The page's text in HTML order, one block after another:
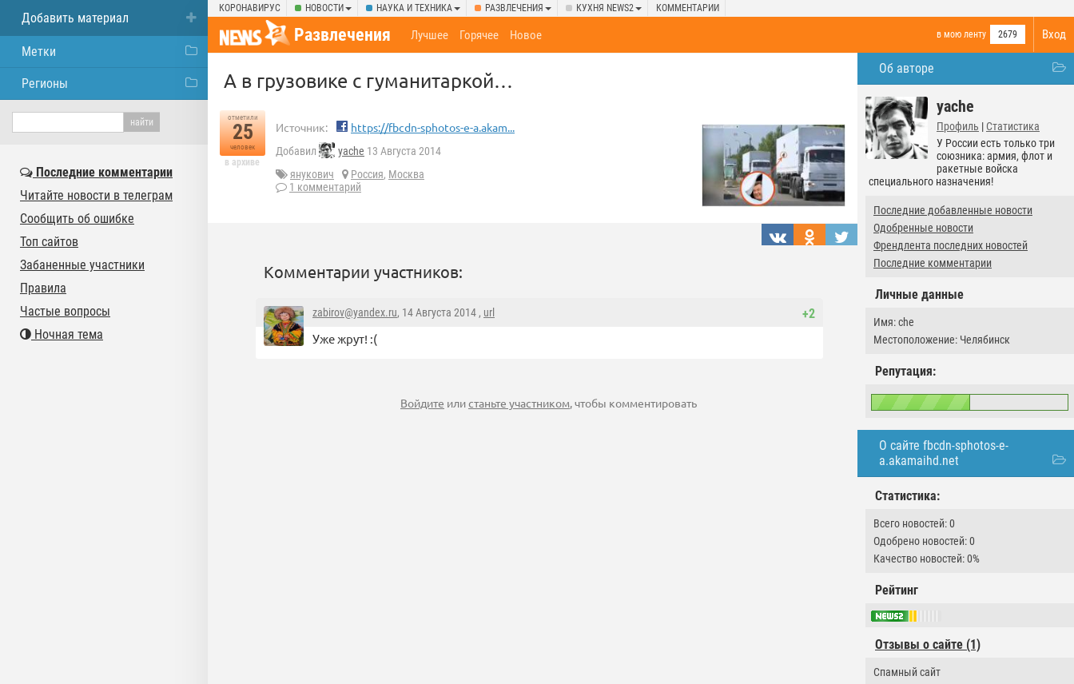
КОРОНАВИРУС НОВОСТИ НАУКА И ТЕХНИКА РАЗВЛЕЧЕНИЯ КУХНЯ NEWS2 КОММЕНТАРИИ
Вход
Развлечения в мою ленту 2679
Лучшее Горячее Новое
Об авторе
yache
Профиль | Статистика
У России есть только три
союзника: армия, флот и
ракетные войска
специального назначения!
Последние добавленные новости
Одобренные новости
Френдлента последних новостей
Последние комментарии
Личные данные
Имя: che
Местоположение: Челябинск
Репутация:
О сайте fbcdn-sphotos-e-
a.akamaihd.net
Статистика:
Всего новостей: 0
Одобрено новостей: 0
Качество новостей: 0%
Рейтинг
Отзывы о сайте (1)
Спамный сайт
А в грузовике с гуманитаркой…
отметили
25
человек
в архиве
Источник: https://fbcdn-sphotos-e-a.akam...
Добавил yache 13 Августа 2014
янукович
Россия, Москва
1 комментарий
Комментарии участников:
+2
zabirov@yandex.ru, 14 Августа 2014 , url
Уже жрут! :(
Войдите илистаньте участником, чтобы комментировать
Добавить материал
Метки
Регионы
Последние комментарии
Читайте новости в телеграм
Сообщить об ошибке
Топ сайтов
Забаненные участники
Правила
Частые вопросы
Ночная тема